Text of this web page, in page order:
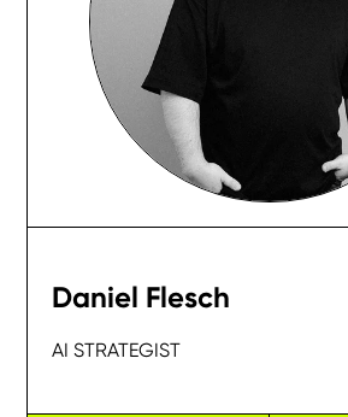
Daniel Flesch
AI STRATEGIST